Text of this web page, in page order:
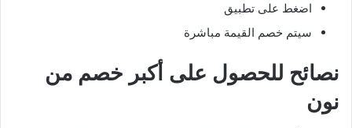
اضغط على تطبيق
سيتم خصم القيمة مباشرة
نصائح للحصول على أكبر خصم من
نون